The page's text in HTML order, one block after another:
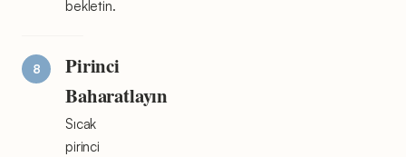
bekletin.
Pirinci
Baharatlayın
Sıcak
pirinci